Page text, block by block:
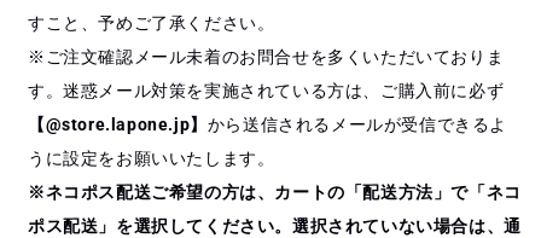
すこと、予めご了承ください。
※ご注文確認メール未着のお問合せを多くいただいておりま
す。迷惑メール対策を実施されている方は、ご購入前に必ず
【@store.lapone.jp】 から送信されるメールが受信できるよ
うに設定をお願いいたします。
※ネコポス配送ご希望の方は、カートの「配送方法」で「ネコ
ポス配送」を選択してください。選択されていない場合は、通